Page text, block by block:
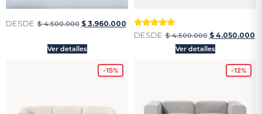
DESDE $4.500.000 $3.960.000
Ver detalles
Valorado
DESDE $4.500.000 $4.050.000
Ver detalles
-15% -12%